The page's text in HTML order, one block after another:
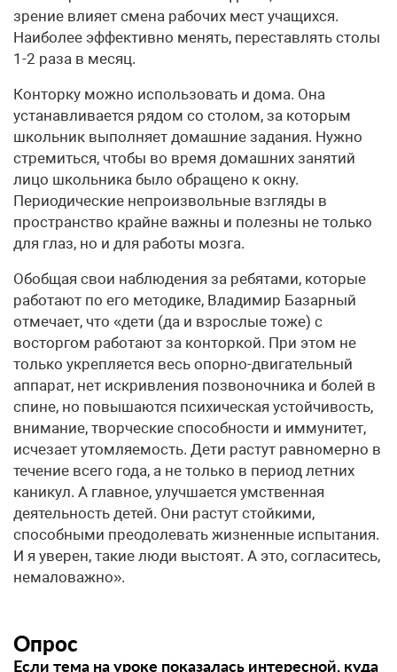
зрение влияет смена рабочих мест учащихся.
Наиболее эффективно менять, переставлять столы
1-2 раза в месяц.
Конторку можно использовать и дома. Она
устанавливается рядом со столом, за которым
школьник выполняет домашние задания. Нужно
стремиться, чтобы во время домашних занятий
лицо школьника было обращено к окну.
Периодические непроизвольные взгляды в
пространство крайне важны и полезны не только
для глаз, но и для работы мозга.
Обобщая свои наблюдения за ребятами, которые
работают по его методике, Владимир Базарный
отмечает, что «дети (да и взрослые тоже) с
восторгом работают за конторкой. При этом не
только укрепляется весь опорно-двигательный
аппарат, нет искривления позвоночника и болей в
спине, но повышаются психическая устойчивость,
внимание, творческие способности и иммунитет,
исчезает утомляемость. Дети растут равномерно в
течение всего года, а не только в период летних
каникул. А главное, улучшается умственная
деятельность детей. Они растут стойкими,
способными преодолевать жизненные испытания.
И я уверен, такие люди выстоят. А это, согласитесь,
немаловажно».
Опрос
Если тема на уроке показалась интересной, куда